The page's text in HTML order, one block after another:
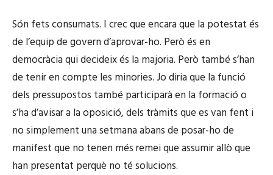
Són fets consumats. I crec que encara que la potestat és
de l’equip de govern d’aprovar-ho. Però és en
democràcia qui decideix és la majoria. Però també s’han
de tenir en compte les minories. Jo diria que la funció
dels pressupostos també participarà en la formació o
s’ha d’avisar a la oposició, dels tràmits que es van fent i
no simplement una setmana abans de posar-ho de
manifest que no tenen més remei que assumir allò que
han presentat perquè no té solucions.